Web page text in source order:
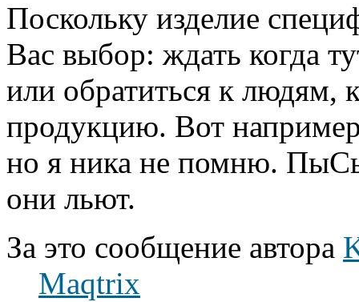
Поскольку изделие
Вас выбор: ждать когда
или обратиться к людям,
продукцию. Вот
но я ника не помню.
они льют.
За это сообщение автора
Maqtrix